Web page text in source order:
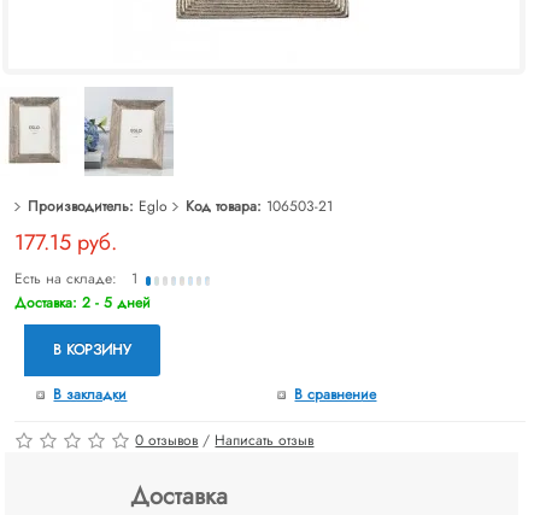
Производитель: Eglo Код товара: 106503-21
177.15 руб.
Есть на складе: 1
Доставка: 2 - 5 дней
В КОРЗИНУ
В закладки В сравнение
0 отзывов / Написать отзыв
Доставка